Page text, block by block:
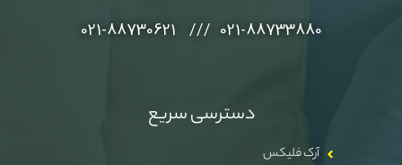
021-88733880 /// 021-88730621
دسترسی سریع
آرک فلیکس